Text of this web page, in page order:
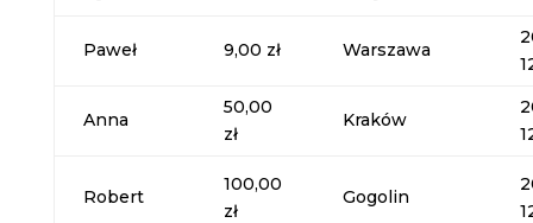
Paweł 9,00 zł Warszawa
Anna
50,00
zł
Kraków
Robert
100,00
zł
Gogolin